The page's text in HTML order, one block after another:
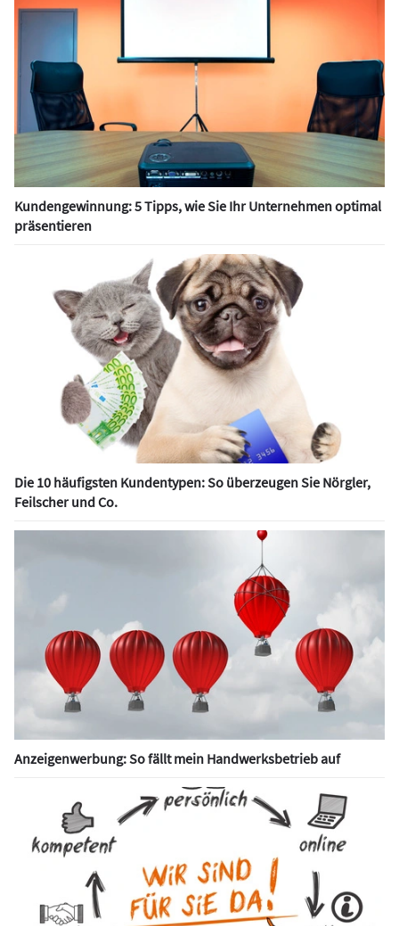
Kundengewinnung: 5 Tipps, wie Sie Ihr Unternehmen optimal
präsentieren
Die 10 häufigsten Kundentypen: So überzeugen Sie Nörgler,
Feilscher und Co.
Anzeigenwerbung: So fällt mein Handwerksbetrieb auf